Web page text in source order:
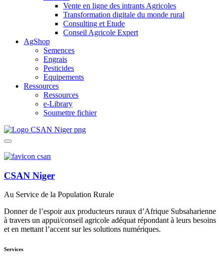
Vente en ligne des intrants Agricoles
Transformation digitale du monde rural
Consulting et Etude
Conseil Agricole Expert
AgShop
Semences
Engrais
Pesticides
Equipements
Ressources
Ressources
e-Library
Soumettre fichier
CSAN Niger
Au Service de la Population Rurale
Donner de l’espoir aux producteurs ruraux d’Afrique Subsaharienne
à travers un appui/conseil agricole adéquat répondant à leurs besoins
et en mettant l’accent sur les solutions numériques.
Services